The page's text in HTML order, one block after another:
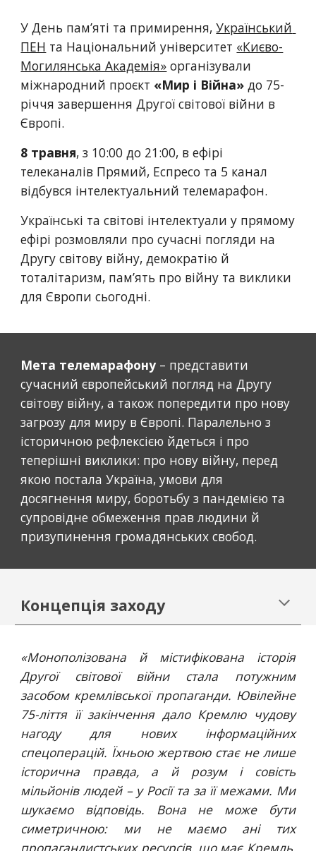
У День пам’яті та примирення, Український
ПЕН та Національний університет «Києво-
Могилянська Академія» організували
міжнародний проєкт «Мир і Війна» до 75-
річчя завершення Другої світової війни в
Європі.
8 травня, з 10:00 до 21:00, в ефірі
телеканалів Прямий, Еспресо та 5 канал
відбувся інтелектуальний телемарафон.
Українські та світові інтелектуали у прямому
ефірі розмовляли про сучасні погляди на
Другу світову війну, демократію й
тоталітаризм, пам’ять про війну та виклики
для Європи сьогодні.
Мета телемарафону – представити
сучасний європейський погляд на Другу
світову війну, а також попередити про нову
загрозу для миру в Європі. Паралельно з
історичною рефлексією йдеться і про
теперішні виклики: про нову війну, перед
якою постала Україна, умови для
досягнення миру, боротьбу з пандемією та
супровідне обмеження прав людини й
призупинення громадянських свобод.
Концепція заходу
«Монополізована й містифікована історія
Другої світової війни стала потужним
засобом кремлівської пропаганди. Ювілейне
75-ліття її закінчення дало Кремлю чудову
нагоду для нових інформаційних
спецоперацій. Їхньою жертвою стає не лише
історична правда, а й розум і совість
мільйонів людей – у Росії та за її межами. Ми
шукаємо відповідь. Вона не може бути
симетричною: ми не маємо ані тих
пропагандистських ресурсів, що має Кремль,